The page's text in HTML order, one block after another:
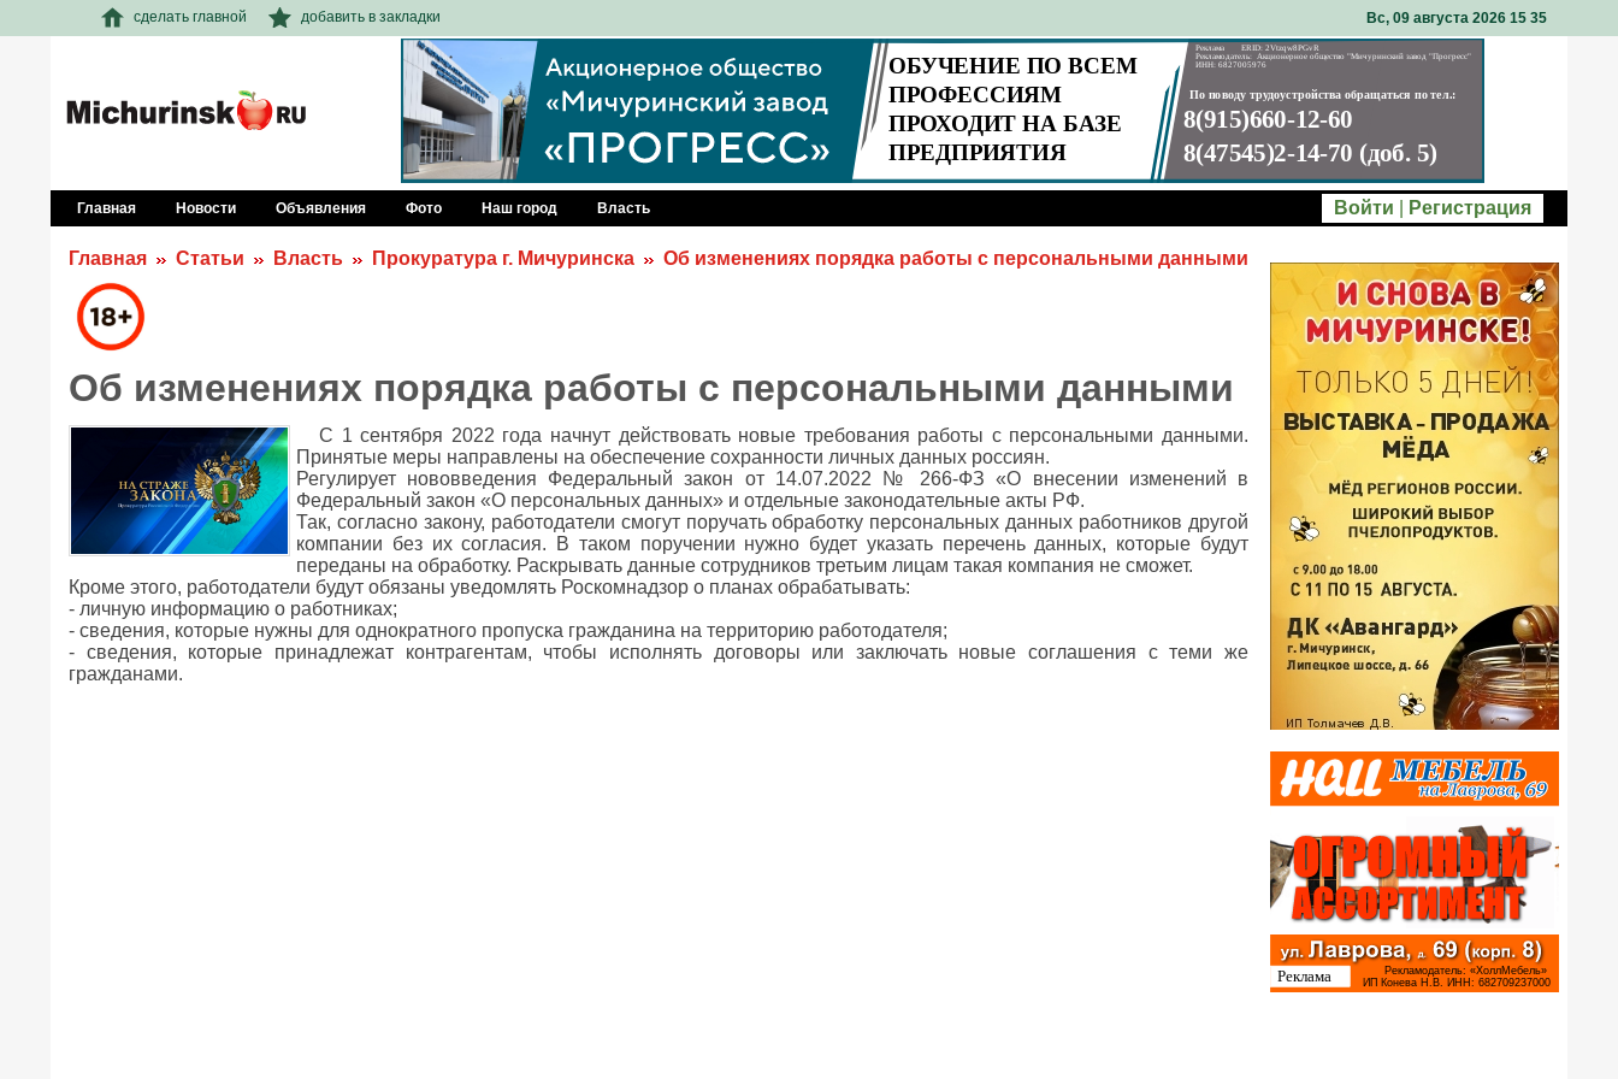
сделать главной добавить в закладки Вс, 09 августа 2026 15 35
Главная Новости Объявления Фото Наш город Власть Войти Регистрация
Главная Статьи Власть Прокуратура г. Мичуринска Об изменениях порядка работы с персональными данными
Об изменениях порядка работы с персональными данными
С 1 сентября 2022 года начнут действовать новые требования работы с персональными данными.
Принятые меры направлены на обеспечение сохранности личных данных россиян.
Регулирует нововведения Федеральный закон от 14.07.2022 № 266-ФЗ «О внесении изменений в
Федеральный закон «О персональных данных» и отдельные законодательные акты РФ.
Так, согласно закону, работодатели смогут поручать обработку персональных данных работников другой
компании без их согласия. В таком поручении нужно будет указать перечень данных, которые будут
переданы на обработку. Раскрывать данные сотрудников третьим лицам такая компания не сможет.
Кроме этого, работодатели будут обязаны уведомлять Роскомнадзор о планах обрабатывать:
- личную информацию о работниках;
- сведения, которые нужны для однократного пропуска гражданина на территорию работодателя;
- сведения, которые принадлежат контрагентам, чтобы исполнять договоры или заключать новые соглашения с теми же
гражданами.